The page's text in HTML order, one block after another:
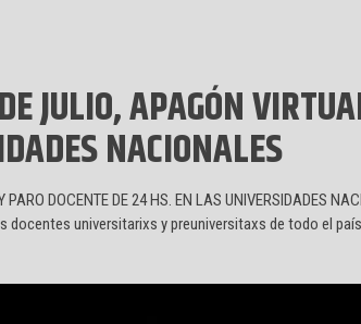
JULIO, APAGÓN
NACIONALES
PARO DOCENTE DE 24 HS. EN LAS UNIVERSIDADES
docentes universitarixs y preuniversitaxs de todo el